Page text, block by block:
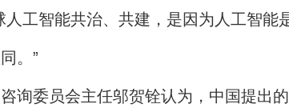
工智能共治、共建，是因为人工智
。”
委员会主任邬贺铨认为，中国提出